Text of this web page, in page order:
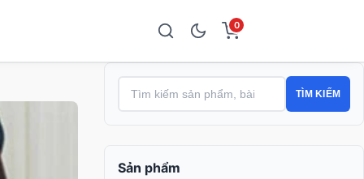
0
TÌM KIẾM
Sản phẩm